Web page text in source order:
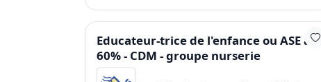
Educateur-trice de l'enfance ou ASE à
60% - CDM - groupe nurserie